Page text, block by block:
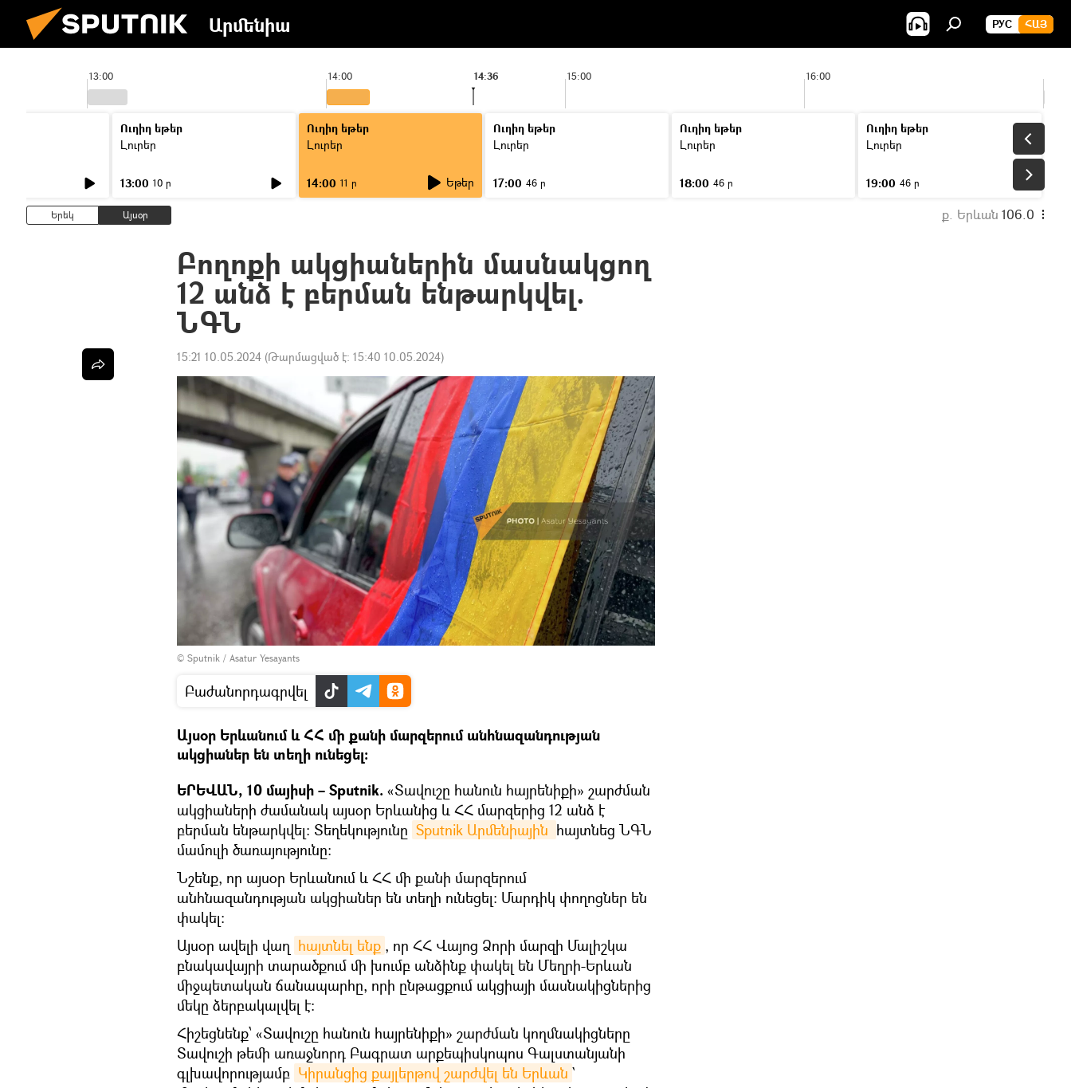
Արմենիա РУС ՀԱՅ
13:00 14:00 15:00 16:00
14:36
Ուղիղ եթեր
Լուրեր
13:00 10 ր
Ուղիղ եթեր
Լուրեր
14:00 11 ր Եթեր
Ուղիղ եթեր
Լուրեր
17:00 46 ր
Ուղիղ եթեր
Լուրեր
18:00 46 ր
Ուղիղ եթեր
Լուրեր
19:00 46 ր
Երեկ Այսօր ք. Երևան 106.0
Բողոքի ակցիաներին մասնակցող
12 անձ է բերման ենթարկվել.
ՆԳՆ
15:21 10.05.2024 (Թարմացված է: 15:40 10.05.2024)
© Sputnik / Asatur Yesayants
Բաժանորդագրվել
Այսօր Երևանում և ՀՀ մի քանի մարզերում անհնազանդության
ակցիաներ են տեղի ունեցել։
ԵՐԵՎԱՆ, 10 մայիսի – Sputnik. «Տավուշը հանուն հայրենիքի» շարժման
ակցիաների ժամանակ այսօր Երևանից և ՀՀ մարզերից 12 անձ է
բերման ենթարկվել։ Տեղեկությունը Sputnik Արմենիային հայտնեց ՆԳՆ
մամուլի ծառայությունը։
Նշենք, որ այսօր Երևանում և ՀՀ մի քանի մարզերում
անհնազանդության ակցիաներ են տեղի ունեցել։ Մարդիկ փողոցներ են
փակել։
Այսօր ավելի վաղ հայտնել ենք , որ ՀՀ Վայոց Ձորի մարզի Մալիշկա
բնակավայրի տարածքում մի խումբ անձինք փակել են Մեղրի-Երևան
միջպետական ճանապարհը, որի ընթացքում ակցիայի մասնակիցներից
մեկը ձերբակալվել է։
Հիշեցնենք՝ «Տավուշը հանուն հայրենիքի» շարժման կողմնակիցները
Տավուշի թեմի առաջնորդ Բագրատ արքեպիսկոպոս Գալստանյանի
գլխավորությամբ Կիրանցից քայլերթով շարժվել են Երևան `